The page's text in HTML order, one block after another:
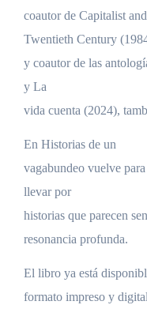
coautor de Capitalist
Twentieth Century
y coautor de las
y La
vida cuenta (2024),
En Historias de un
vagabundeo vuelve
llevar por
historias que parecen
resonancia profunda.
El libro ya está
formato impreso y